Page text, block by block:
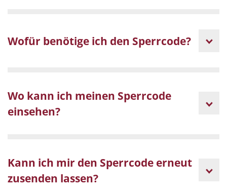
Wofür benötige ich den Sperrcode?
Wo kann ich meinen Sperrcode
einsehen?
Kann ich mir den Sperrcode erneut
zusenden lassen?